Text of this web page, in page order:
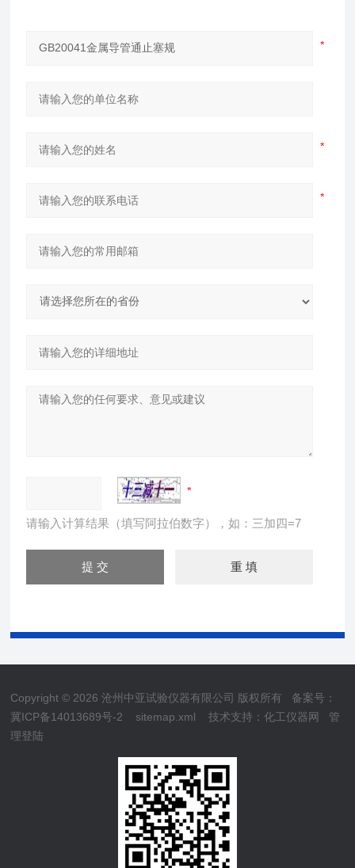
请输入计算结果（填写阿拉伯数字），如：三加四=7
Copyright © 2026 沧州中亚试验仪器有限公司 版权所有 备案号：
冀ICP备14013689号-2
sitemap.xml 技术支持：化工仪器网
管
理登陆